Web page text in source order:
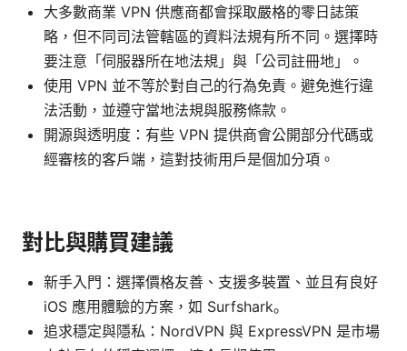
大多數商業 VPN 供應商都會採取嚴格的零日誌策
略，但不同司法管轄區的資料法規有所不同。選擇時
要注意「伺服器所在地法規」與「公司註冊地」。
使用 VPN 並不等於對自己的行為免責。避免進行違
法活動，並遵守當地法規與服務條款。
開源與透明度：有些 VPN 提供商會公開部分代碼或
經審核的客戶端，這對技術用戶是個加分項。
對比與購買建議
新手入門：選擇價格友善、支援多裝置、並且有良好
iOS 應用體驗的方案，如 Surfshark。
追求穩定與隱私：NordVPN 與 ExpressVPN 是市場